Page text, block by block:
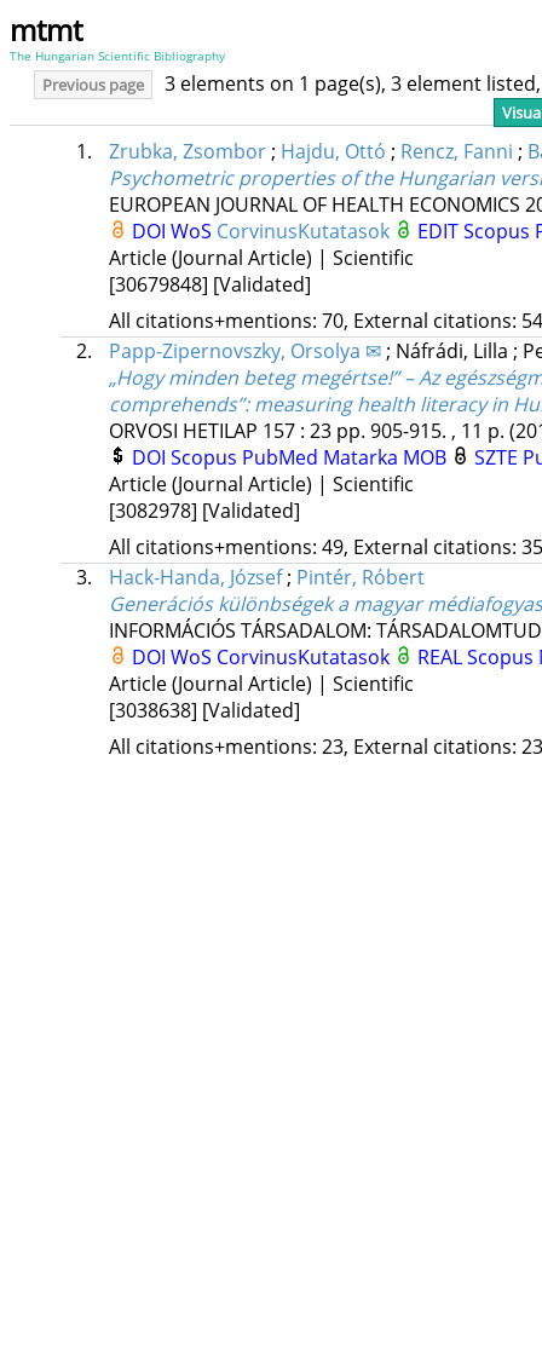
mtmt
The Hungarian Scientific Bibliography
Previous page 3 elements on 1 page(s), 3 element
1. Zrubka, Zsombor; Hajdu, Ottó ; Rencz, Fanni ;
Psychometric properties of the Hungarian
EUROPEAN JOURNAL OF HEALTH ECONOMICS
DOI WoS CorvinusKutatasok EDITScopus
Article (Journal Article) | Scientific
[30679848] [Validated]
All citations+mentions: 70, External citations:
2.
Papp-Zipernovszky, Orsolya ✉; Náfrádi, Lilla ;
„Hogy minden beteg megértse!” – Az
comprehends”: measuring health literacy in
ORVOSI HETILAP 157: 23 pp. 905-915. , 11 p.
DOI Scopus PubMed Matarka MOB
SZTE
Article (Journal Article) | Scientific
[3082978] [Validated]
All citations+mentions: 49, External citations:
3.
Hack-Handa, József; Pintér, Róbert
Generációs különbségek a magyar
INFORMÁCIÓS TÁRSADALOM:
DOI WoS CorvinusKutatasok REALScopus
Article (Journal Article) | Scientific
[3038638] [Validated]
All citations+mentions: 23, External citations: